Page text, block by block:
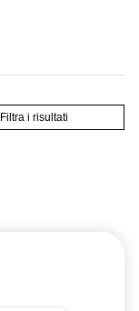
Filtra i risultati